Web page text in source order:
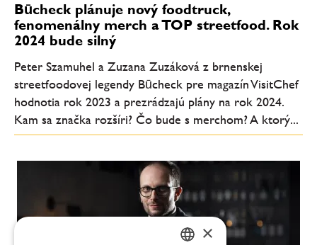
Būcheck plánuje nový foodtruck,
fenomenálny merch a TOP streetfood. Rok
2024 bude silný
Peter Szamuhel a Zuzana Zuzáková z brnenskej
streetfoodovej legendy Būcheck pre magazín VisitChef
hodnotia rok 2023 a prezrádzajú plány na rok 2024.
Kam sa značka rozšíri? Čo bude s merchom? A ktorý...
×